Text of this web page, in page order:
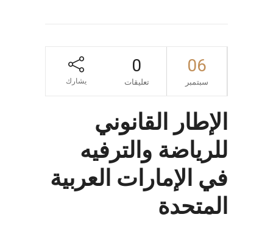
06
سبتمبر
0
تعليقات يشارك
الإطار القانوني
للرياضة والترفيه
في الإمارات العربية
المتحدة